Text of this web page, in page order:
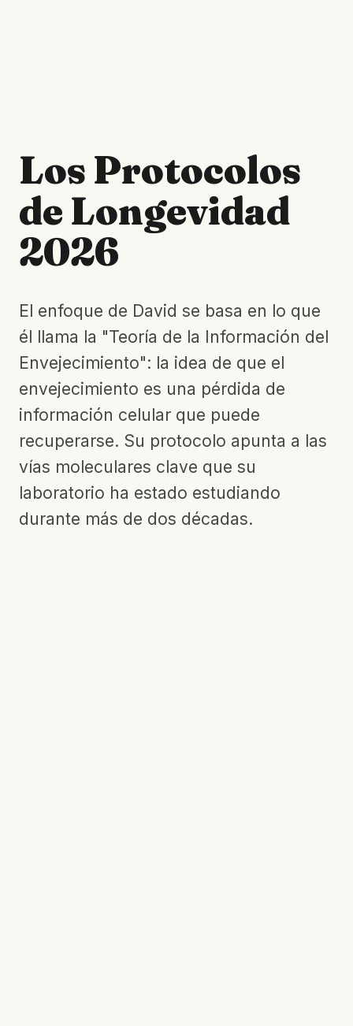
Los Protocolos
de Longevidad
2026
El enfoque de David se basa en lo que
él llama la "Teoría de la Información del
Envejecimiento": la idea de que el
envejecimiento es una pérdida de
información celular que puede
recuperarse. Su protocolo apunta a las
vías moleculares clave que su
laboratorio ha estado estudiando
durante más de dos décadas.